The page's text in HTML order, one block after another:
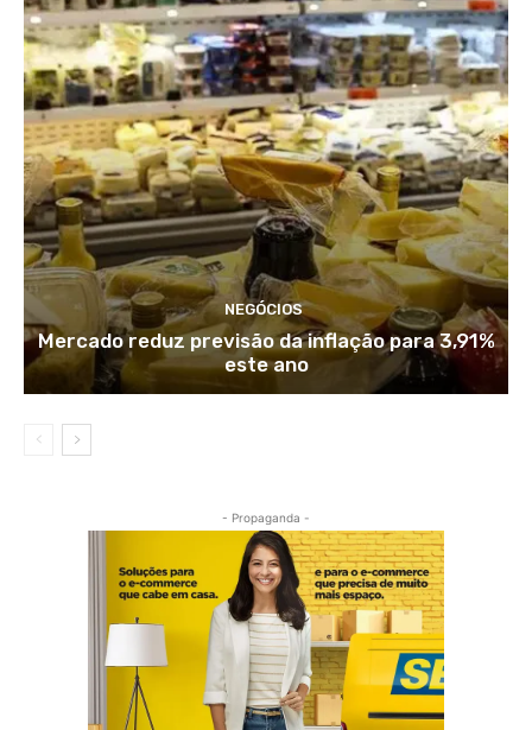
NEGÓCIOS
Mercado reduz previsão da inflação para 3,91%
este ano
- Propaganda -